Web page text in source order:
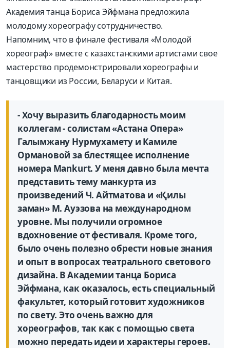
Академия танца Бориса Эйфмана предложила
молодому хореографу сотрудничество.
Напомним, что в финале фестиваля «Молодой
хореограф» вместе с казахстанскими артистами свое
мастерство продемонстрировали хореографы и
танцовщики из России, Беларуси и Китая.
- Хочу выразить благодарность моим
коллегам - солистам «Астана Опера»
Галымжану Нурмухамету и Камиле
Ормановой за блестящее исполнение
номера Mankurt. У меня давно была мечта
представить тему манкурта из
произведений Ч. Айтматова и «Қилы
заман» М. Ауэзова на международном
уровне. Мы получили огромное
вдохновение от фестиваля. Кроме того,
было очень полезно обрести новые знания
и опыт в воп­росах театрального светового
дизайна. В Академии танца Бориса
Эйфмана, как оказалось, есть специальный
факультет, который готовит художников
по свету. Это очень важно для
хореографов, так как с помощью света
можно передать идеи и характеры героев.